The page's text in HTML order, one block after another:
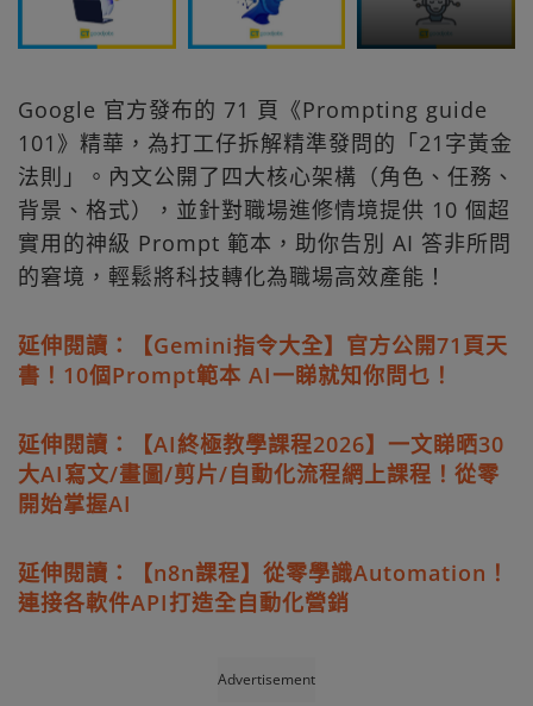
Google 官方發布的 71 頁《Prompting guide
101》精華，為打工仔拆解精準發問的「21字黃金
法則」。內文公開了四大核心架構（角色、任務、
背景、格式），並針對職場進修情境提供 10 個超
實用的神級 Prompt 範本，助你告別 AI 答非所問
的窘境，輕鬆將科技轉化為職場高效產能！
延伸閱讀：【Gemini指令大全】官方公開71頁天
書！10個Prompt範本 AI一睇就知你問乜！
延伸閱讀：【AI終極教學課程2026】一文睇晒30
大AI寫文/畫圖/剪片/自動化流程網上課程！從零
開始掌握AI
延伸閱讀：【n8n課程】從零學識Automation！
連接各軟件API打造全自動化營銷
Advertisement